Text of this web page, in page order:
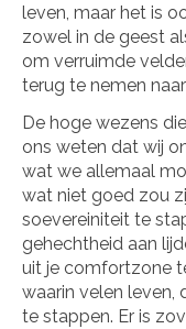
leven, maar het is
zowel in de geest
om verruimde
terug te nemen
De hoge wezens
ons weten dat wij
wat we allemaal
wat niet goed zou
soevereiniteit te
gehechtheid aan
uit je comfortzone
waarin velen leven,
te stappen. Er is